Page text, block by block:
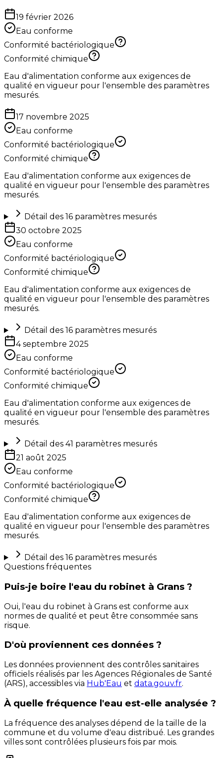
19 février 2026
Eau conforme
Conformité bactériologique
Conformité chimique
Eau d'alimentation conforme aux exigences de
qualité en vigueur pour l'ensemble des paramètres
mesurés.
17 novembre 2025
Eau conforme
Conformité bactériologique
Conformité chimique
Eau d'alimentation conforme aux exigences de
qualité en vigueur pour l'ensemble des paramètres
mesurés.
Détail des 16paramètres mesurés
30 octobre 2025
Eau conforme
Conformité bactériologique
Conformité chimique
Eau d'alimentation conforme aux exigences de
qualité en vigueur pour l'ensemble des paramètres
mesurés.
Détail des 16paramètres mesurés
4 septembre 2025
Eau conforme
Conformité bactériologique
Conformité chimique
Eau d'alimentation conforme aux exigences de
qualité en vigueur pour l'ensemble des paramètres
mesurés.
Détail des 41 paramètres mesurés
21 août 2025
Eau conforme
Conformité bactériologique
Conformité chimique
Eau d'alimentation conforme aux exigences de
qualité en vigueur pour l'ensemble des paramètres
mesurés.
Détail des 16paramètres mesurés
Questions fréquentes
Puis-je boire l'eau du robinet à Grans ?
Oui, l'eau du robinet à Grans est conforme aux
normes de qualité et peut être consommée sans
risque.
D'où proviennent ces données ?
Les données proviennent des contrôles sanitaires
officiels réalisés par les Agences Régionales de Santé
(ARS), accessibles via Hub'Eau et data.gouv.fr.
À quelle fréquence l'eau est-elle analysée ?
La fréquence des analyses dépend de la taille de la
commune et du volume d'eau distribué. Les grandes
villes sont contrôlées plusieurs fois par mois.